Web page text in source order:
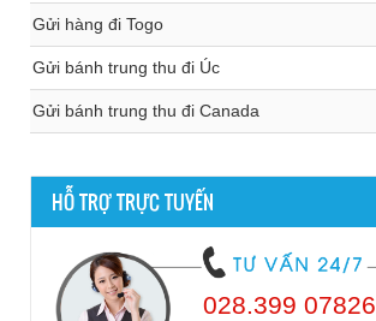
Gửi hàng đi Togo
Gửi bánh trung thu đi Úc
Gửi bánh trung thu đi Canada
HỖ TRỢ TRỰC TUYẾN
028.399 07826